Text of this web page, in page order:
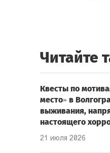
Читайте
Квесты по
место» в
выживания,
настоящего
21 июля 2026